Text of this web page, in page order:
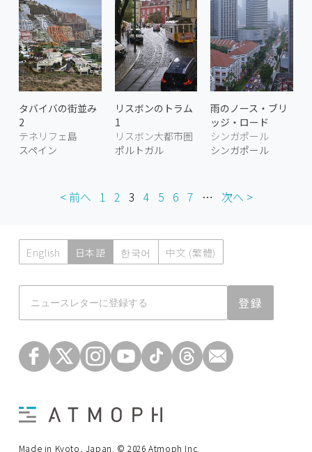
タバイバの街並み
2
テネリフェ島
スペイン
リスボンのトラム
1
リスボン大都市圏
ポルトガル
雨のノース・ブリ
ッジ・ロード
シンガポール
シンガポール
< 前へ 1 2 3 4 5 6 7 … 次へ >
English 日本語 한국어 中文 (繁體)
登録
Made in Kyoto, Japan. © 2026 Atmoph Inc.